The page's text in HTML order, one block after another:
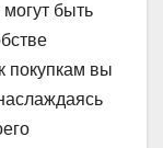
быть
покупкам вы